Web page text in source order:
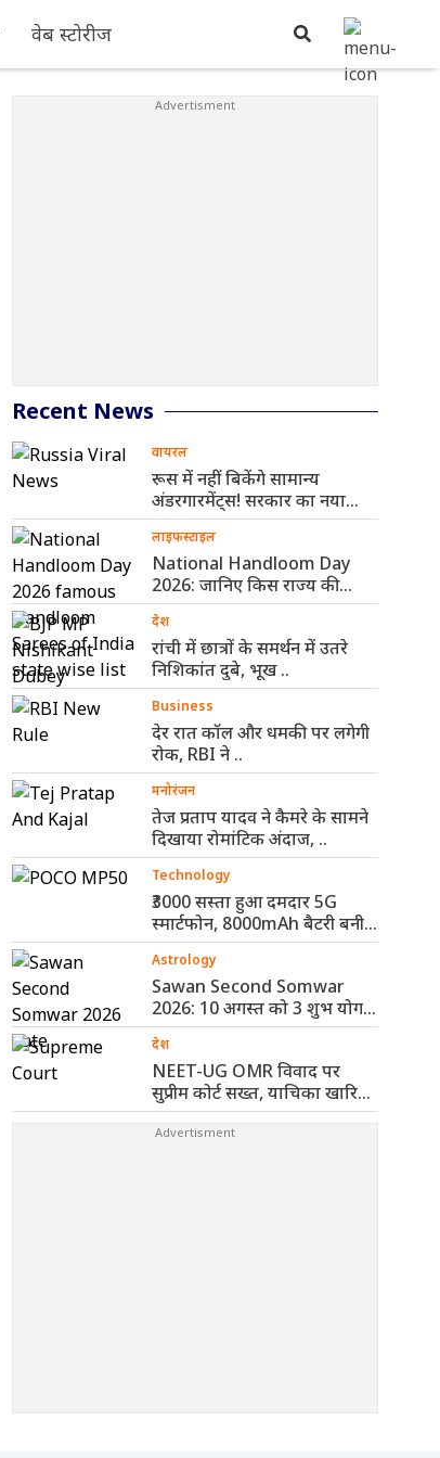
वेब स्टोरीज
Recent News
वायरल
रूस में नहीं बिकेंगे सामान्य
अंडरगारमेंट्स! सरकार का नया
नियम ..
लाइफस्टाइल
National Handloom Day
2026: जानिए किस राज्य की
कौन-सी हैंडलूम ..
देश
रांची में छात्रों के समर्थन में उतरे
निशिकांत दुबे, भूख ..
Business
देर रात कॉल और धमकी पर लगेगी
रोक, RBI ने ..
मनोरंजन
तेज प्रताप यादव ने कैमरे के सामने
दिखाया रोमांटिक अंदाज, ..
Technology
₹3000 सस्ता हुआ दमदार 5G
स्मार्टफोन, 8000mAh बैटरी बनी
सबसे ..
Astrology
Sawan Second Somwar
2026: 10 अगस्त को 3 शुभ योग,
..
देश
NEET-UG OMR विवाद पर
सुप्रीम कोर्ट सख्त, याचिका खारिज
कर ..